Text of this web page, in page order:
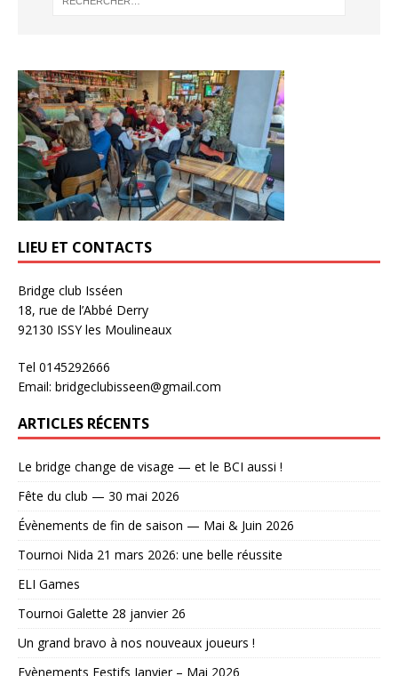
LIEU ET CONTACTS
Bridge club Isséen
18, rue de l’Abbé Derry
92130 ISSY les Moulineaux
Tel 0145292666
Email: bridgeclubisseen@gmail.com
ARTICLES RÉCENTS
Le bridge change de visage — et le BCI aussi !
Fête du club — 30 mai 2026
Évènements de fin de saison — Mai & Juin 2026
Tournoi Nida 21 mars 2026: une belle réussite
ELI Games
Tournoi Galette 28 janvier 26
Un grand bravo à nos nouveaux joueurs !
Evènements Festifs Janvier – Mai 2026